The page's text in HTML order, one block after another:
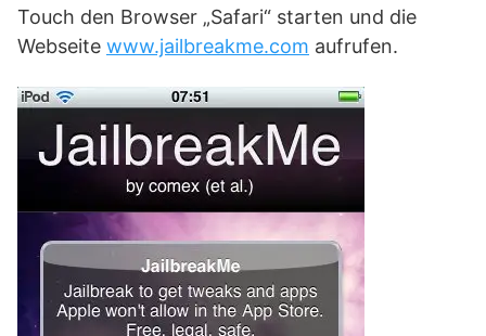
Touch den Browser „Safari“ starten und die
Webseite www.jailbreakme.com aufrufen.